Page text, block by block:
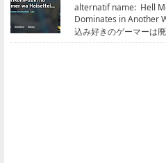
alternatif name: Hell
Dominates in Another
込み好きのゲーマーは
streaming & ...